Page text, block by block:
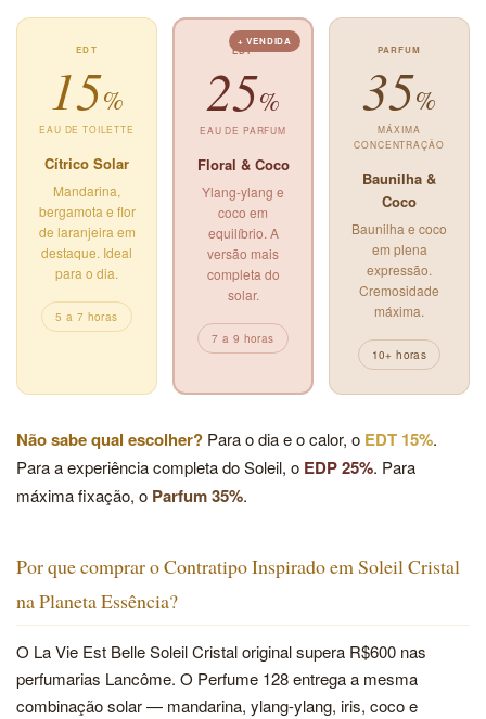
EDT
15%
EAU DE TOILETTE
Cítrico Solar
Mandarina,
bergamota e flor
de laranjeira em
destaque. Ideal
para o dia.
5 a 7 horas
+ VENDIDA
EDP
25%
EAU DE PARFUM
Floral & Coco
Ylang-ylang e
coco em
equilíbrio. A
versão mais
completa do
solar.
7 a 9 horas
PARFUM
35%
MÁXIMA
CONCENTRAÇÃO
Baunilha &
Coco
Baunilha e coco
em plena
expressão.
Cremosidade
máxima.
10+ horas
Não sabe qual escolher? Para o dia e o calor, o EDT 15%.
Para a experiência completa do Soleil, o EDP 25%. Para
máxima fixação, o Parfum 35%.
Por que comprar o Contratipo Inspirado em Soleil Cristal
na Planeta Essência?
O La Vie Est Belle Soleil Cristal original supera R$600 nas
perfumarias Lancôme. O Perfume 128 entrega a mesma
combinação solar — mandarina, ylang-ylang, iris, coco e